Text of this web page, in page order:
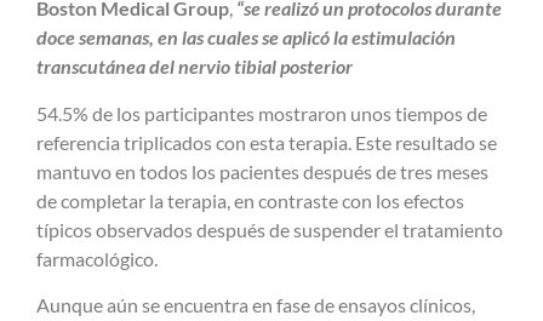
Boston Medical Group, “se realizó un protocolos durante
doce semanas, en las cuales se aplicó la estimulación
transcutánea del nervio tibial posterior
54.5% de los participantes mostraron unos tiempos de
referencia triplicados con esta terapia. Este resultado se
mantuvo en todos los pacientes después de tres meses
de completar la terapia, en contraste con los efectos
típicos observados después de suspender el tratamiento
farmacológico.
Aunque aún se encuentra en fase de ensayos clínicos,